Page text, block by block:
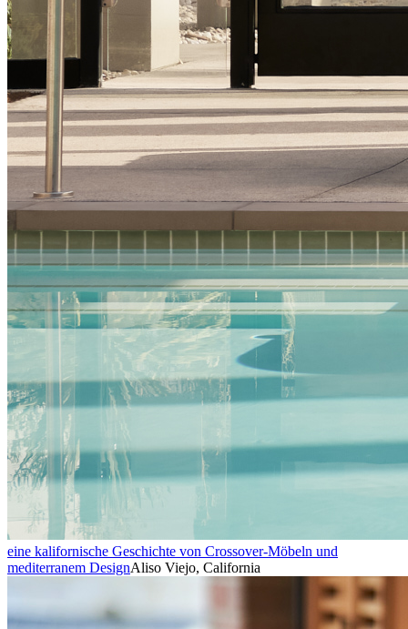
eine kalifornische Geschichte von Crossover-Möbeln und
mediterranem DesignAliso Viejo, California